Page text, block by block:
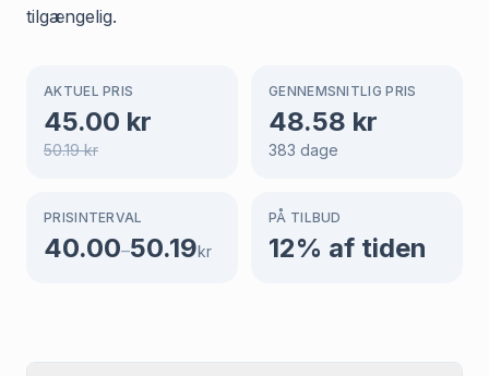
tilgængelig.
AKTUEL PRIS
45.00 kr
50.19kr
GENNEMSNITLIG PRIS
48.58 kr
383 dage
PRISINTERVAL
40.00–50.19kr
PÅ TILBUD
12% af tiden